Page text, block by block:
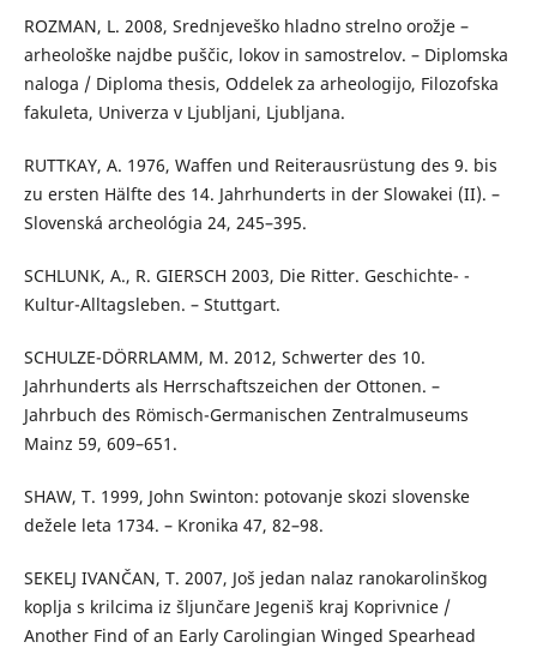
ROZMAN, L. 2008, Srednjeveško hladno strelno orožje –
arheološke najdbe puščic, lokov in samostrelov. – Diplomska
naloga / Diploma thesis, Oddelek za arheologijo, Filozofska
fakuleta, Univerza v Ljubljani, Ljubljana.
RUTTKAY, A. 1976, Waffen und Reiterausrüstung des 9. bis
zu ersten Hälfte des 14. Jahrhunderts in der Slowakei (II). –
Slovenská archeológia 24, 245–395.
SCHLUNK, A., R. GIERSCH 2003, Die Ritter. Geschichte- -
Kultur-Alltagsleben. – Stuttgart.
SCHULZE-DÖRRLAMM, M. 2012, Schwerter des 10.
Jahrhunderts als Herrschaftszeichen der Ottonen. –
Jahrbuch des Römisch-Germanischen Zentralmuseums
Mainz 59, 609–651.
SHAW, T. 1999, John Swinton: potovanje skozi slovenske
dežele leta 1734. – Kronika 47, 82–98.
SEKELJ IVANČAN, T. 2007, Još jedan nalaz ranokarolinškog
koplja s krilcima iz šljunčare Jegeniš kraj Koprivnice /
Another Find of an Early Carolingian Winged Spearhead